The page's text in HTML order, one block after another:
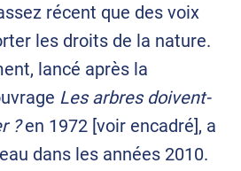
récent que des voix
les droits de la nature.
lancé après la
Les arbres doivent-
?en 1972 [voir encadré], a
dans les années 2010.